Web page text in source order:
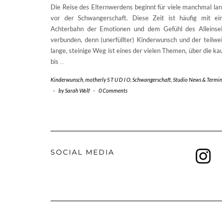
Die Reise des Elternwerdens beginnt für viele manchmal
vor der Schwangerschaft. Diese Zeit ist häufig mit
Achterbahn der Emotionen und dem Gefühl des
verbunden, denn (unerfüllter) Kinderwunsch und der
lange, steinige Weg ist eines der vielen Themen, über die
bis …
Kinderwunsch motherly S T U D I O Schwangerschaft Studio News &
-
bySarah Wolf - 0 Comments
SOCIAL MEDIA